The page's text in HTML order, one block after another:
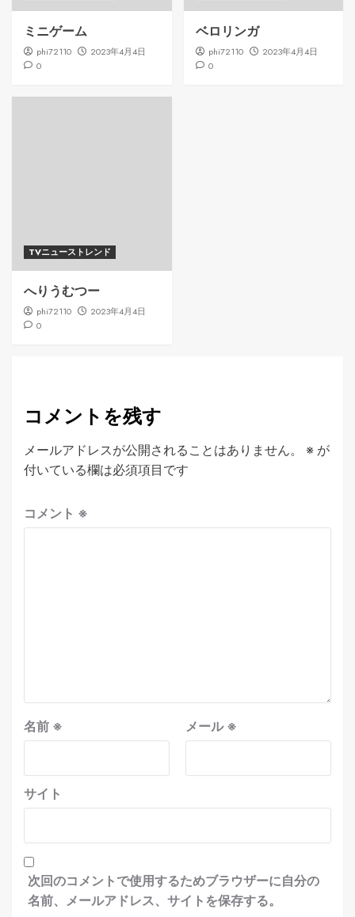
ミニゲーム
phi72110
2023年4月4日
0
ベロリンガ
phi72110
2023年4月4日
0
TVニューストレンド
へりうむつー
phi72110
2023年4月4日
0
コメントを残す
メールアドレスが公開されることはありません。 ※ が
付いている欄は必須項目です
コメント ※
名前 ※ メール※
サイト
次回のコメントで使用するためブラウザーに自分の
名前、メールアドレス、サイトを保存する。